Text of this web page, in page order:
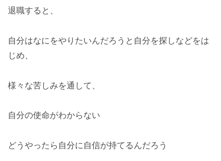
退職すると、
自分はなにをやりたいんだろうと自分を探しなどをは
じめ、
様々な苦しみを通して、
自分の使命がわからない
どうやったら自分に自信が持てるんだろう